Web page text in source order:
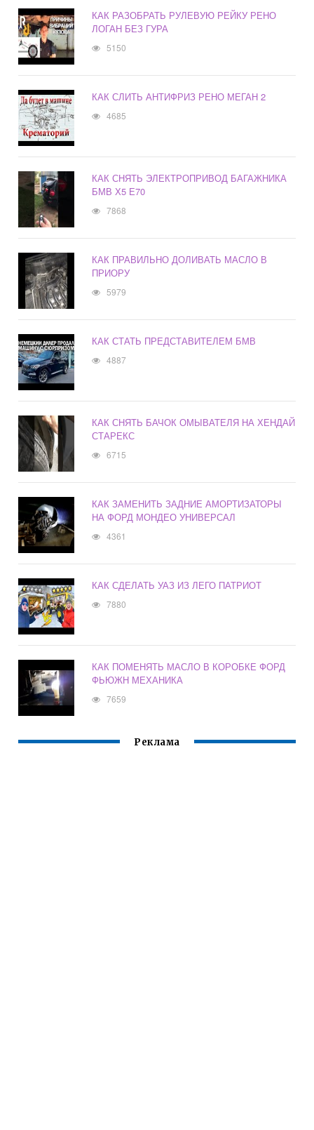
КАК РАЗОБРАТЬ РУЛЕВУЮ РЕЙКУ РЕНО
ЛОГАН БЕЗ ГУРА
5150
КАК СЛИТЬ АНТИФРИЗ РЕНО МЕГАН 2
4685
КАК СНЯТЬ ЭЛЕКТРОПРИВОД БАГАЖНИКА
БМВ Х5 Е70
7868
КАК ПРАВИЛЬНО ДОЛИВАТЬ МАСЛО В
ПРИОРУ
5979
КАК СТАТЬ ПРЕДСТАВИТЕЛЕМ БМВ
4887
КАК СНЯТЬ БАЧОК ОМЫВАТЕЛЯ НА ХЕНДАЙ
СТАРЕКС
6715
КАК ЗАМЕНИТЬ ЗАДНИЕ АМОРТИЗАТОРЫ
НА ФОРД МОНДЕО УНИВЕРСАЛ
4361
КАК СДЕЛАТЬ УАЗ ИЗ ЛЕГО ПАТРИОТ
7880
КАК ПОМЕНЯТЬ МАСЛО В КОРОБКЕ ФОРД
ФЬЮЖН МЕХАНИКА
7659
Реклама